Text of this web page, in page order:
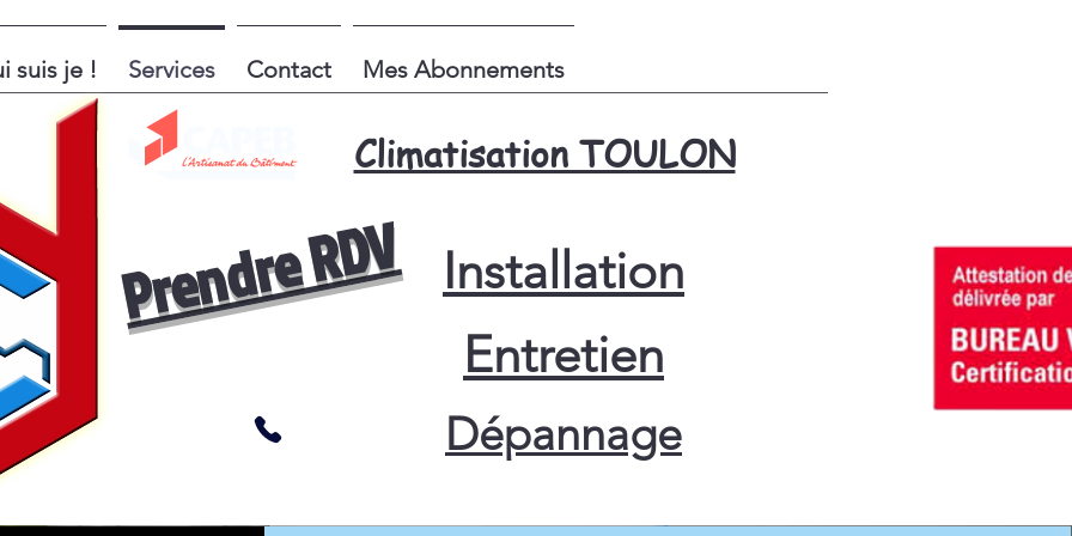
suis je ! Services Contact Mes Abonnements
Installation
Entretien
Dépannage
Climatisation TOULON
Prendre RDV